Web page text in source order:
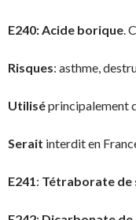
E240:Acide borique.
Risques: asthme,
Utiliséprincipalement
Serait interdit en
E241: Tétraborate de